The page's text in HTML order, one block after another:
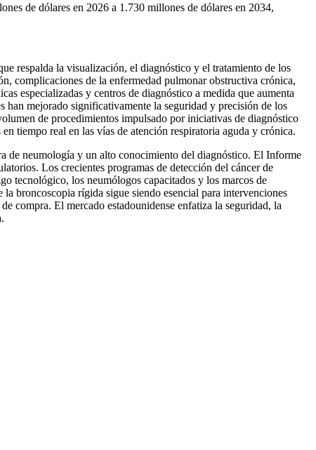
de dólares en 2026 a 1.730 millones de dólares en 2034,
respalda la visualización, el diagnóstico y el tratamiento de los
complicaciones de la enfermedad pulmonar obstructiva crónica,
especializadas y centros de diagnóstico a medida que aumenta
han mejorado significativamente la seguridad y precisión de los
de procedimientos impulsado por iniciativas de diagnóstico
tiempo real en las vías de atención respiratoria aguda y crónica.
de neumología y un alto conocimiento del diagnóstico. El Informe
Los crecientes programas de detección del cáncer de
tecnológico, los neumólogos capacitados y los marcos de
broncoscopia rígida sigue siendo esencial para intervenciones
compra. El mercado estadounidense enfatiza la seguridad, la